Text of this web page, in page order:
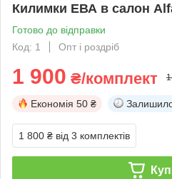
Килимки ЕВА в салон
Готово до відправки
Код: 1
Опт і роздріб
1 900 ₴/комплект
Економія 50 ₴
1 800 ₴ від 3 комплектів